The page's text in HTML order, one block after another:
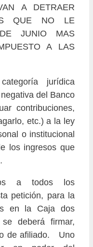
A DETRAER
QUE NO LE
JUNIO MAS
A LAS
jurídica
del Banco
contribuciones,
etc.) a la ley
o institucional
los ingresos que
a todos los
petición, para la
en la Caja dos
deberá firmar,
de afiliado. Uno